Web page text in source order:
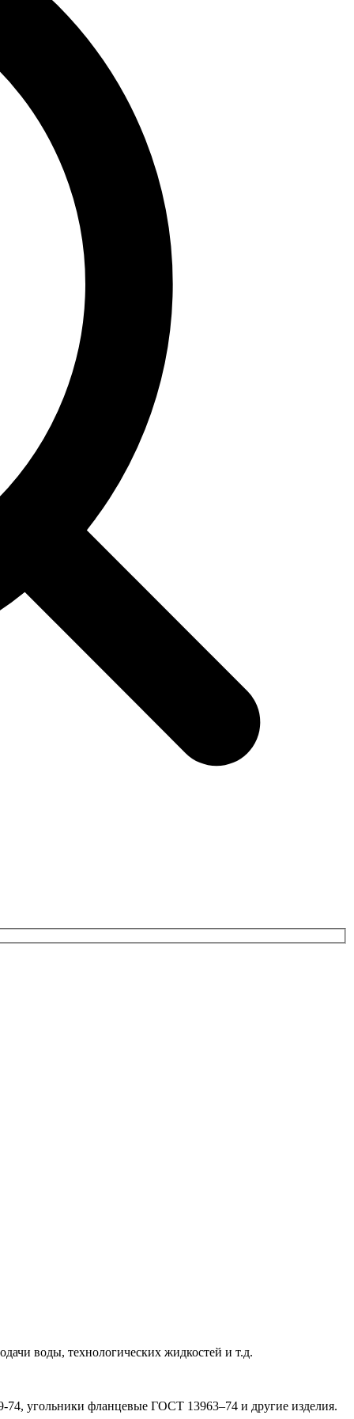
воды, технологических жидкостей и т.д.
угольники фланцевые ГОСТ 13963–74 и другие изделия.